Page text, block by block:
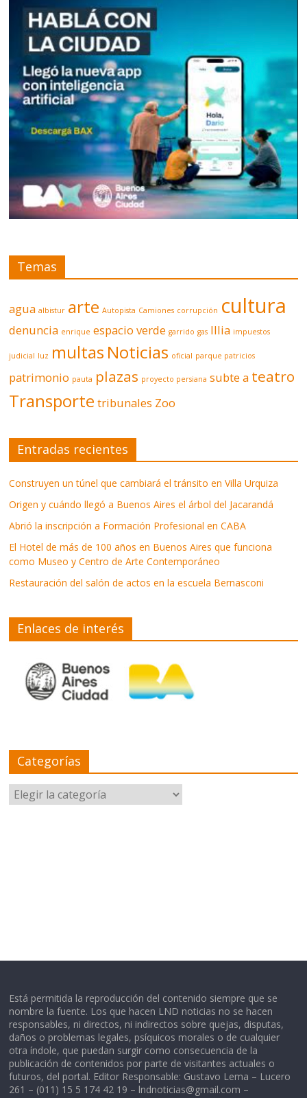
Temas
agua albistur arte Autopista Camiones corrupción cultura
denuncia enrique espacio verde garrido gas Illia impuestos
judicial luz multas Noticias oficial parque patricios
patrimonio pauta plazas proyecto persiana subte a teatro
Transporte tribunales Zoo
Entradas recientes
Construyen un túnel que cambiará el tránsito en Villa Urquiza
Origen y cuándo llegó a Buenos Aires el árbol del Jacarandá
Abrió la inscripción a Formación Profesional en CABA
El Hotel de más de 100 años en Buenos Aires que funciona
como Museo y Centro de Arte Contemporáneo
Restauración del salón de actos en la escuela Bernasconi
Enlaces de interés
Categorías
Categorías
Está permitida la reproducción del contenido siempre que se
nombre la fuente. Los que hacen LND noticias no se hacen
responsables, ni directos, ni indirectos sobre quejas, disputas,
daños o problemas legales, psíquicos morales o de cualquier
otra índole, que puedan surgir como consecuencia de la
publicación de contenidos por parte de visitantes actuales o
futuros, del portal. Editor Responsable: Gustavo Lema – Lucero
261 – (011) 15 5 174 42 19 – lndnoticias@gmail.com –